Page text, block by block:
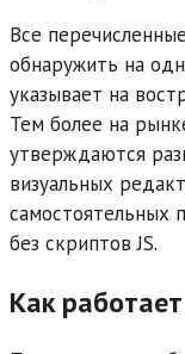
Все
обнаружить на
указывает на
Тем более на
утверждаются
визуальных
самостоятельных
без скриптов JS.
Как